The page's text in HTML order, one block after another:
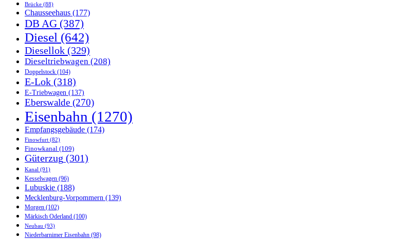
Brücke (88)
Chausseehaus (177)
DB AG (387)
Diesel (642)
Diesellok (329)
Dieseltriebwagen (208)
Doppelstock (104)
E-Lok (318)
E-Triebwagen (137)
Eberswalde (270)
Eisenbahn (1270)
Empfangsgebäude (174)
Finowfurt (82)
Finowkanal (109)
Güterzug (301)
Kanal (91)
Kesselwagen (96)
Lubuskie (188)
Mecklenburg-Vorpommern (139)
Morgen (102)
Märkisch Oderland (100)
Neubau (93)
Niederbarnimer Eisenbahn (98)